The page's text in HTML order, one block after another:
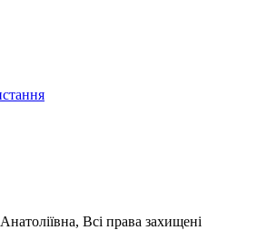
Всі права захищені